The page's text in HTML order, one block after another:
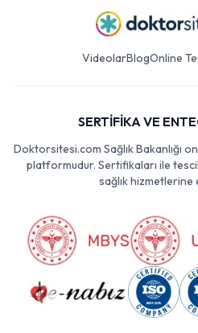
VideolarBlogOnline
SERTİFİKA VE
Doktorsitesi.com Sağlık Bakanlığı
platformudur. Sertifikaları ile
sağlık hizmetlerine